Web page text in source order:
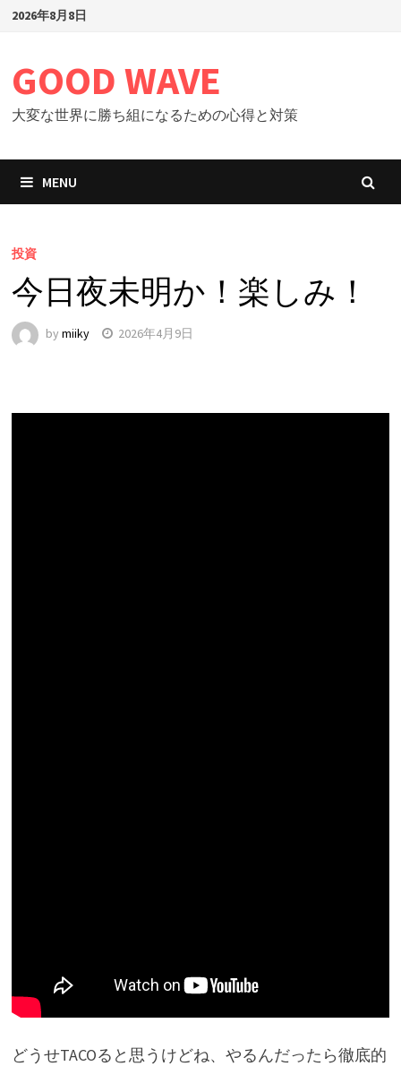
Skip2026年8月8日
GOOD WAVE
大変な世界に勝ち組になるための心得と対策
MENU
投資
今日夜未明か！楽しみ！
by miiky 2026年4月9日
どうせTACOると思うけどね、やるんだったら徹底的